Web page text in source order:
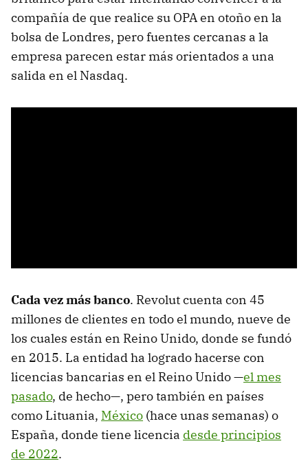
compañía de que realice su OPA en otoño en la
bolsa de Londres, pero fuentes cercanas a la
empresa parecen estar más orientados a una
salida en el Nasdaq.
Cada vez más banco. Revolut cuenta con 45
millones de clientes en todo el mundo, nueve de
los cuales están en Reino Unido, donde se fundó
en 2015. La entidad ha logrado hacerse con
licencias bancarias en el Reino Unido —el mes
pasado, de hecho—, pero también en países
como Lituania, México (hace unas semanas) o
España, donde tiene licencia desde principios
de 2022.